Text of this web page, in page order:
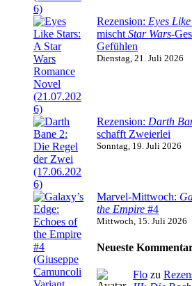
Rezension: Eyes
mischt Star Wars-
Gefühlen
Dienstag, 21. Juli 2026
Rezension: Darth
schafft Zweierlei
Sonntag, 19. Juli 2026
Marvel-Mittwoch:
the Empire #4
Mittwoch, 15. Juli 2026
Neueste
Flo zu